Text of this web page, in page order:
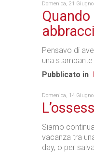
Domenica, 21
Pensavo di
una
Pubblicato in
Domenica, 14
Siamo
vacanza tra
day, o per